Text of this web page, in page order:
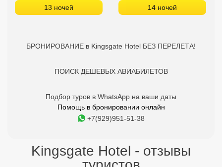
13 ночей 14 ночей
БРОНИРОВАНИЕ в Kingsgate Hotel БЕЗ ПЕРЕЛЕТА!
ПОИСК ДЕШЕВЫХ АВИАБИЛЕТОВ
Подбор туров в WhatsApp на ваши даты
Помощь в бронировании онлайн
+7(929)951-51-38
Kingsgate Hotel - отзывы